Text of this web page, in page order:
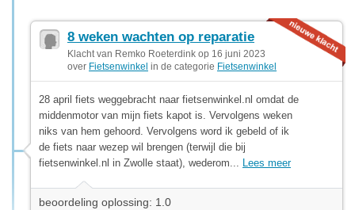
8 weken wachten op reparatie
Klacht van Remko Roeterdink op 16 juni 2023
over Fietsenwinkel in de categorie Fietsenwinkel
28 april fiets weggebracht naar fietsenwinkel.nl omdat de
middenmotor van mijn fiets kapot is. Vervolgens weken
niks van hem gehoord. Vervolgens word ik gebeld of ik
de fiets naar wezep wil brengen (terwijl die bij
fietsenwinkel.nl in Zwolle staat), wederom... Lees meer
beoordeling oplossing: 1.0